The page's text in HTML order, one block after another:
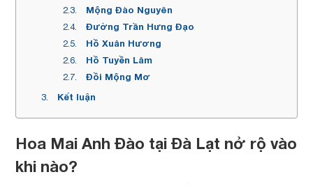
Mộng Đào Nguyên
Đường Trần Hưng Đạo
Hồ Xuân Hương
Hồ Tuyền Lâm
Đồi Mộng Mơ
Kết luận
Hoa Mai Anh Đào tại Đà Lạt nở rộ vào
khi nào?